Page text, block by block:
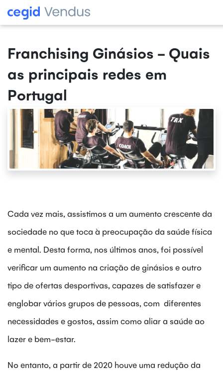
Franchising Ginásios - Quais
as principais redes em
Portugal
Cada vez mais, assistimos a um aumento crescente da
sociedade no que toca à preocupação da saúde física
e mental. Desta forma, nos últimos anos, foi possível
verificar um aumento na criação de ginásios e outro
tipo de ofertas desportivas, capazes de satisfazer e
englobar vários grupos de pessoas, com diferentes
necessidades e gostos, assim como aliar a saúde ao
lazer e bem-estar.
No entanto, a partir de 2020 houve uma redução da